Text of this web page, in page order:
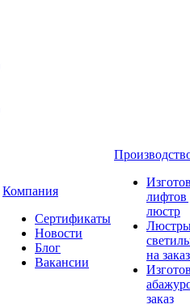
Компания
Сертификаты
Новости
Блог
Вакансии
лифтов
люстр
на заказ
заказ